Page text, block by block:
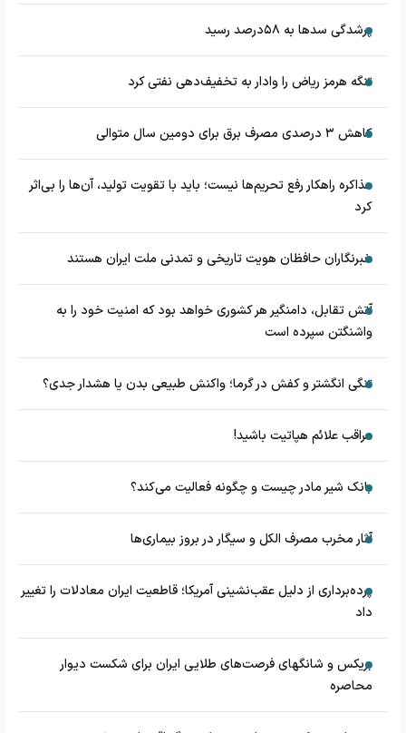
پرشدگی سدها به ۵۸درصد رسید
تنگه هرمز ریاض را وادار به تخفیف‌دهی نفتی کرد
کاهش ۳ درصدی مصرف برق برای دومین سال متوالی
مذاکره راهکار رفع تحریم‌ها نیست؛ باید با تقویت تولید، آن‌ها را بی‌اثر
کرد
خبرنگاران حافظان هویت تاریخی و تمدنی ملت ایران هستند
آتش تقابل، دامنگیر هر کشوری خواهد بود که امنیت خود را به
واشنگتن سپرده است
تنگی انگشتر و کفش در گرما؛ واکنش طبیعی بدن یا هشدار جدی؟
مراقب علائم هپاتیت باشید!
بانک شیر مادر چیست و چگونه فعالیت می‌کند؟
آثار مخرب مصرف الکل و سیگار در بروز بیماری‌ها
پرده‌برداری از دلیل عقب‌نشینی آمریکا؛ قاطعیت ایران معادلات را تغییر
داد
بریکس و شانگهای فرصت‌های طلایی ایران برای شکست دیوار
محاصره